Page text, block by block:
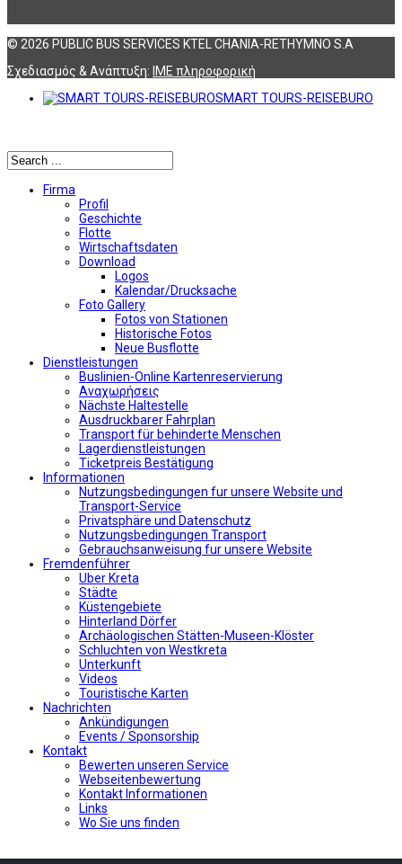
© 2026 PUBLIC BUS SERVICES KTEL CHANIA-RETHYMNO S.A
Σχεδιασμός & Ανάπτυξη: ΙΜΕ πληροφορική
SMART TOURS-REISEBURO
Firma
Profil
Geschichte
Flotte
Wirtschaftsdaten
Download
Logos
Kalendar/Drucksache
Foto Gallery
Fotos von Stationen
Historische Fotos
Neue Busflotte
Dienstleistungen
Buslinien-Online Kartenreservierung
Αναχωρήσεις
Nächste Haltestelle
Αusdruckbarer Fahrplan
Transport für behinderte Menschen
Lagerdienstleistungen
Ticketpreis Bestätigung
Informationen
Nutzungsbedingungen fur unsere Website und
Transport-Service
Privatsphäre und Datenschutz
Nutzungsbedingungen Transport
Gebrauchsanweisung fur unsere Website
Fremdenführer
Uber Kreta
Städte
Küstengebiete
Hinterland Dörfer
Archäologischen Stätten-Museen-Klöster
Schluchten von Westkreta
Unterkunft
Videos
Touristische Karten
Nachrichten
Ankündigungen
Events / Sponsorship
Kontakt
Bewerten unseren Service
Webseitenbewertung
Kontakt Informationen
Links
Wo Sie uns finden